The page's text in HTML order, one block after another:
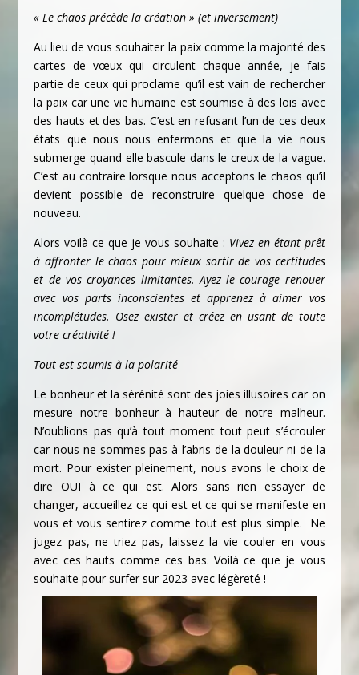
« Le chaos précède la création » (et inversement)
Au lieu de vous souhaiter la paix comme la majorité des
cartes de vœux qui circulent chaque année, je fais
partie de ceux qui proclame qu’il est vain de rechercher
la paix car une vie humaine est soumise à des lois avec
des hauts et des bas. C’est en refusant l’un de ces deux
états que nous nous enfermons et que la vie nous
submerge quand elle bascule dans le creux de la vague.
C’est au contraire lorsque nous acceptons le chaos qu’il
devient possible de reconstruire quelque chose de
nouveau.
Alors voilà ce que je vous souhaite : Vivez en étant prêt
à affronter le chaos pour mieux sortir de vos certitudes
et de vos croyances limitantes. Ayez le courage renouer
avec vos parts inconscientes et apprenez à aimer vos
incomplétudes. Osez exister et créez en usant de toute
votre créativité !
Tout est soumis à la polarité
Le bonheur et la sérénité sont des joies illusoires car on
mesure notre bonheur à hauteur de notre malheur.
N’oublions pas qu’à tout moment tout peut s’écrouler
car nous ne sommes pas à l’abris de la douleur ni de la
mort. Pour exister pleinement, nous avons le choix de
dire OUI à ce qui est. Alors sans rien essayer de
changer, accueillez ce qui est et ce qui se manifeste en
vous et vous sentirez comme tout est plus simple. Ne
jugez pas, ne triez pas, laissez la vie couler en vous
avec ces hauts comme ces bas. Voilà ce que je vous
souhaite pour surfer sur 2023 avec légèreté !